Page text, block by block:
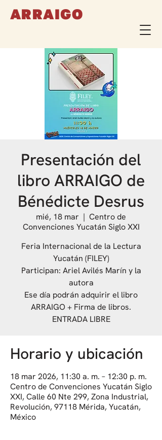
ARRAIGO
Presentación del
libro ARRAIGO de
Bénédicte Desrus
mié, 18 mar
  |
Centro de
Convenciones Yucatán Siglo XXI
Feria Internacional de la Lectura
Yucatán (FILEY)
Participan: Ariel Avilés Marín y la
autora
Ese día podrán adquirir el libro
ARRAIGO + Firma de libros.
ENTRADA LIBRE
Horario y ubicación
18 mar 2026, 11:30 a. m. – 12:30 p. m.
Centro de Convenciones Yucatán Siglo
XXI, Calle 60 Nte 299, Zona Industrial,
Revolución, 97118 Mérida, Yucatán,
México